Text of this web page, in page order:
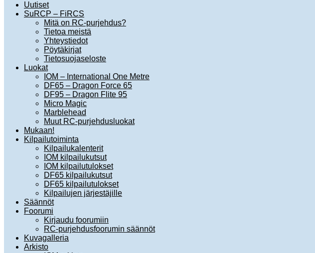
Uutiset
SuRCP – FiRCS
Mitä on RC-purjehdus?
Tietoa meistä
Yhteystiedot
Pöytäkirjat
Tietosuojaseloste
Luokat
IOM – International One Metre
DF65 – Dragon Force 65
DF95 – Dragon Flite 95
Micro Magic
Marblehead
Muut RC-purjehdusluokat
Mukaan!
Kilpailutoiminta
Kilpailukalenterit
IOM kilpailukutsut
IOM kilpailutulokset
DF65 kilpailukutsut
DF65 kilpailutulokset
Kilpailujen järjestäjille
Säännöt
Foorumi
Kirjaudu foorumiin
RC-purjehdusfoorumin säännöt
Kuvagalleria
Arkisto